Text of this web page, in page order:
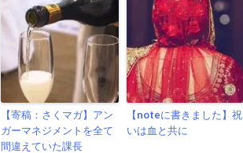
【寄稿：さくマガ】アン
ガーマネジメントを全て
間違えていた課長
【noteに書きました】祝
いは血と共に